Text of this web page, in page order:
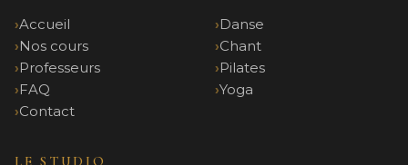
Accueil
Nos cours
Professeurs
FAQ
Contact
Danse
Chant
Pilates
Yoga
LE STUDIO